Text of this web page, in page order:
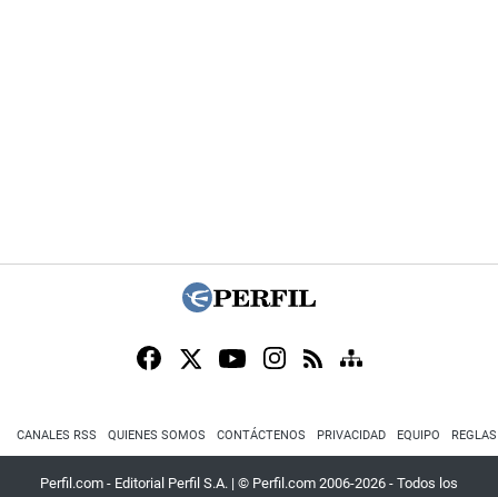
CANALES RSS QUIENES SOMOS CONTÁCTENOS PRIVACIDAD EQUIPO
Perfil.com - Editorial Perfil S.A. | © Perfil.com 2006-2026 - Todos los